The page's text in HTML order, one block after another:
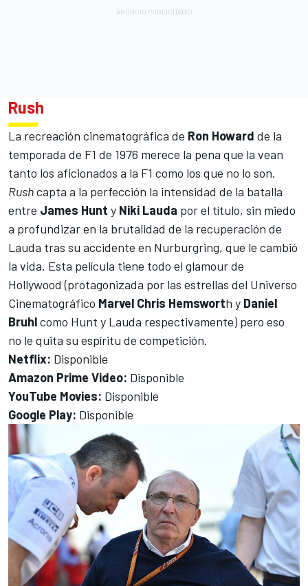
Rush
La recreación cinematográfica de Ron Howard de la
temporada de F1 de 1976 merece la pena que la vean
tanto los aficionados a la F1 como los que no lo son.
Rushcapta a la perfección la intensidad de la batalla
entre James Hunt y Niki Lauda por el título, sin miedo
a profundizar en la brutalidad de la recuperación de
Lauda tras su accidente en Nurburgring, que le cambió
la vida. Esta película tiene todo el glamour de
Hollywood (protagonizada por las estrellas del Universo
Cinematográfico Marvel Chris Hemsworth y Daniel
Bruhlcomo Hunt y Lauda respectivamente) pero eso
no le quita su espíritu de competición.
Netflix: Disponible
Amazon Prime Video: Disponible
YouTube Movies: Disponible
Google Play: Disponible